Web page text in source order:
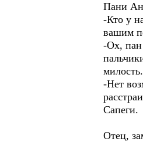
Пани
-Кто у
вашим
-Ох, пан
-Нет
Сапеги.
Отец,